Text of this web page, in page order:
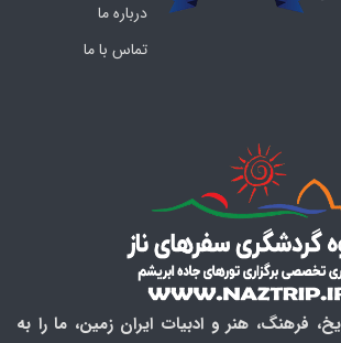
درباره ما
تماس با ما
فرهنگ، هنر و ادبیات ایران زمین، ما را به